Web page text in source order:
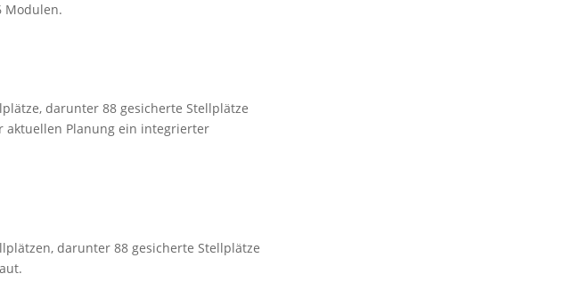
Modulen.
darunter 88 gesicherte Stellplätze
aktuellen Planung ein integrierter
darunter 88 gesicherte Stellplätze